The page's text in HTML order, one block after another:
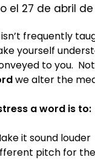
el 27 de abril de
frequently
yourself
to you.
we alter the
a word is to:
it sound louder
pitch for